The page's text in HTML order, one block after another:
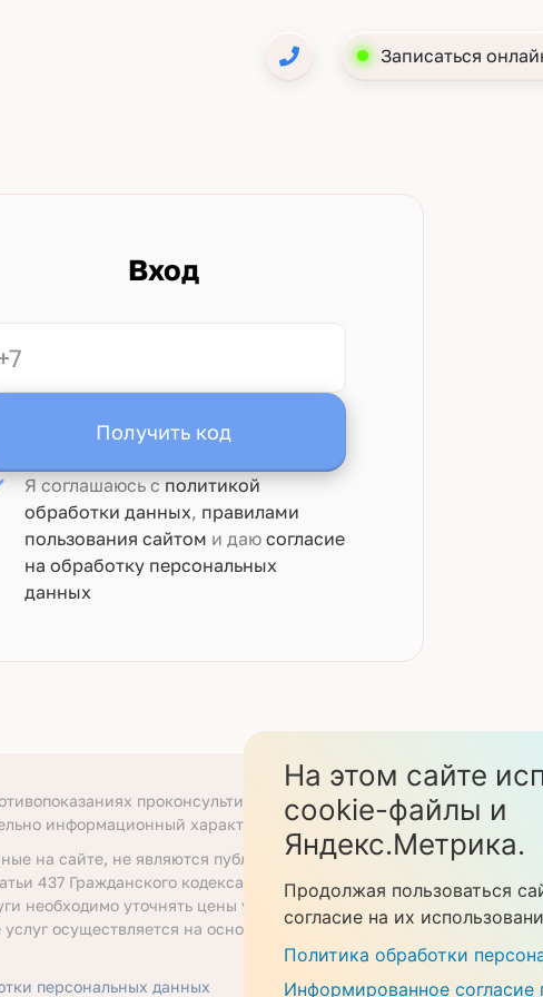
Записаться
Вход
Получить код
Я соглашаюсь сполитикой
обработки данных, правилами
пользования сайтом и даю согласие
на обработку персональных
данных
проконсультируйтесь со специалистом. Данный
информационный характер.
на сайте, не являются публичной офертой, определяемой
437 Гражданского кодекса Российской Федерации. Перед
необходимо уточнять цены у ответственных сотрудников клиники.
осуществляется на основании договора об оказании
персональных данных
На этом сайте
cookie-файлы и
Яндекс.Метрика.
Продолжая пользоваться
согласие на их
Политика обработки
Информированное согласие